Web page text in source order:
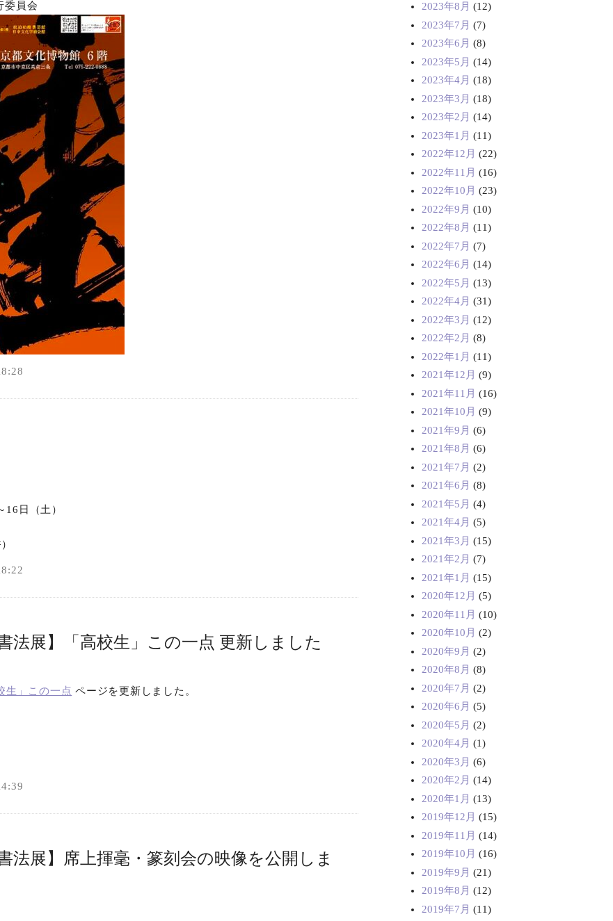
委員会
日（土）
法展】「高校生」この一点 更新しました
生」この一点 ページを更新しました。
法展】席上揮毫・篆刻会の映像を公開しま
2023年8月 (12)
2023年7月 (7)
2023年6月 (8)
2023年5月 (14)
2023年4月 (18)
2023年3月 (18)
2023年2月 (14)
2023年1月 (11)
2022年12月 (22)
2022年11月 (16)
2022年10月 (23)
2022年9月 (10)
2022年8月 (11)
2022年7月 (7)
2022年6月 (14)
2022年5月 (13)
2022年4月 (31)
2022年3月 (12)
2022年2月 (8)
2022年1月 (11)
2021年12月 (9)
2021年11月 (16)
2021年10月 (9)
2021年9月 (6)
2021年8月 (6)
2021年7月 (2)
2021年6月 (8)
2021年5月 (4)
2021年4月 (5)
2021年3月 (15)
2021年2月 (7)
2021年1月 (15)
2020年12月 (5)
2020年11月 (10)
2020年10月 (2)
2020年9月 (2)
2020年8月 (8)
2020年7月 (2)
2020年6月 (5)
2020年5月 (2)
2020年4月 (1)
2020年3月 (6)
2020年2月 (14)
2020年1月 (13)
2019年12月 (15)
2019年11月 (14)
2019年10月 (16)
2019年9月 (21)
2019年8月 (12)
2019年7月 (11)